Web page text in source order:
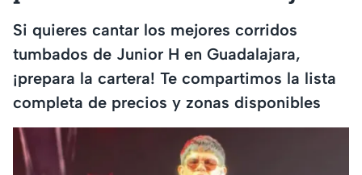
Si quieres cantar los mejores corridos
tumbados de Junior H en Guadalajara,
¡prepara la cartera! Te compartimos la lista
completa de precios y zonas disponibles